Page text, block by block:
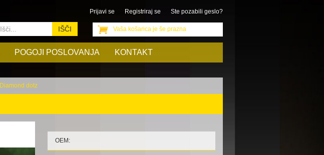
Prijavi se Registriraj se Ste pozabili geslo?
Vaša košarica je še prazna
POGOJI POSLOVANJA KONTAKT
IŠČI
Diamond dotz
OEM: